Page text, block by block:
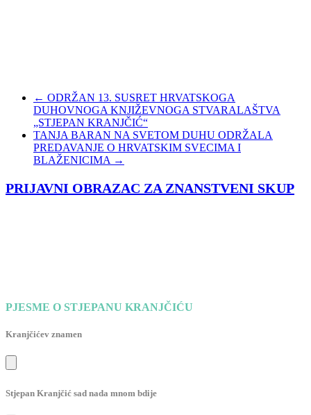
← ODRŽAN 13. SUSRET HRVATSKOGA
DUHOVNOGA KNJIŽEVNOGA STVARALAŠTVA
„STJEPAN KRANJČIĆ“
TANJA BARAN NA SVETOM DUHU ODRŽALA
PREDAVANJE O HRVATSKIM SVECIMA I
BLAŽENICIMA →
PRIJAVNI OBRAZAC ZA ZNANSTVENI SKUP
PJESME O STJEPANU KRANJČIĆU
Kranjčićev znamen
Stjepan Kranjčić sad nada mnom bdije